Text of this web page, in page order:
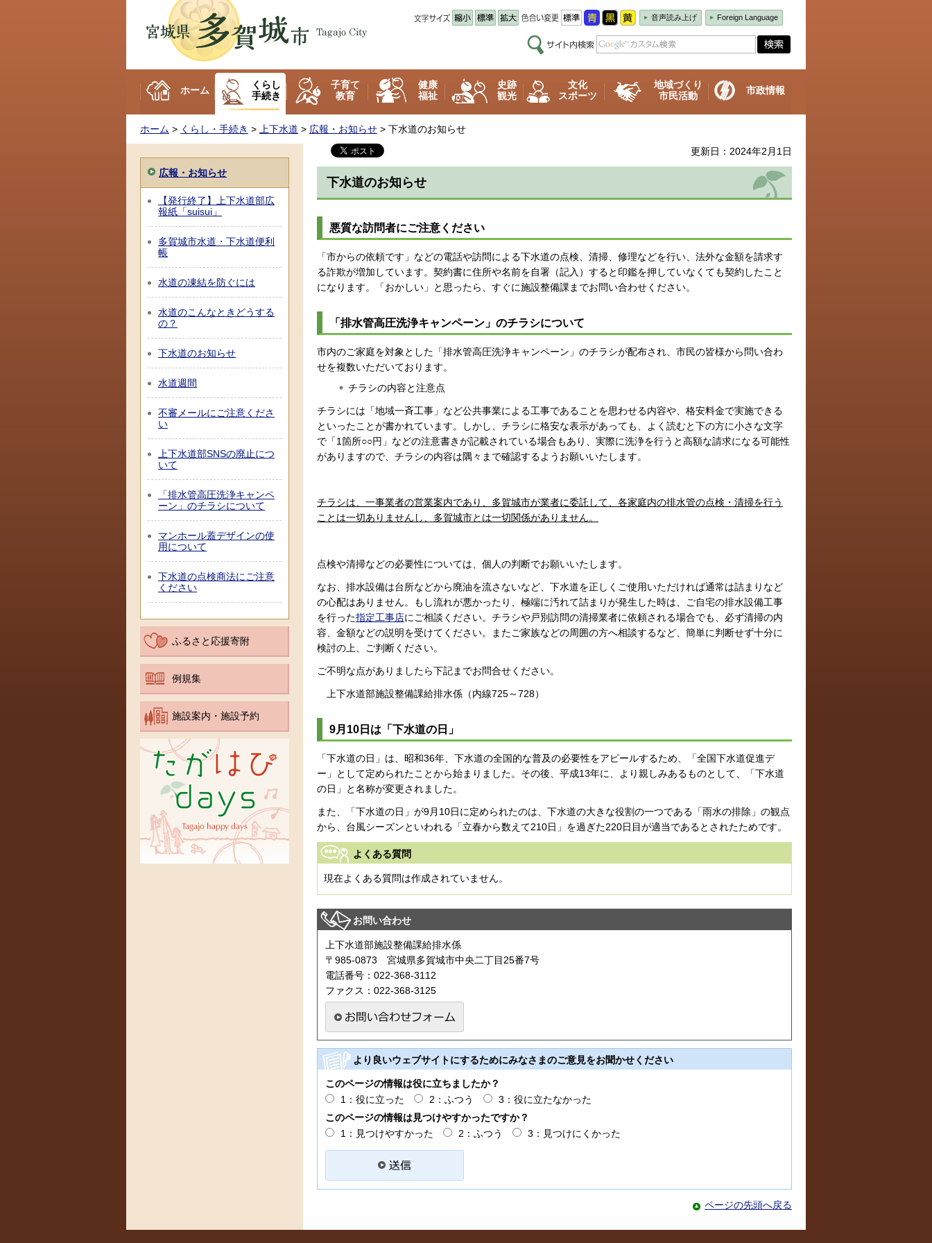
多賀城市
音声読み上げ Foreign Language
ホーム
くらし
手続き
子育て
教育
健康
福祉
史跡
観光
文化
スポーツ
地域づくり
市民活動
市政情報
ホーム > くらし・手続き > 上下水道 > 広報・お知らせ > 下水道のお知らせ
広報・お知らせ
【発行終了】上下水道部広
報紙「suisui」
多賀城市水道・下水道便利
帳
水道の凍結を防ぐには
水道のこんなときどうする
の？
下水道のお知らせ
水道週間
不審メールにご注意くださ
い
上下水道部SNSの廃止につ
いて
「排水管高圧洗浄キャンペ
ーン」のチラシについて
マンホール蓋デザインの使
用について
下水道の点検商法にご注意
ください
ふるさと応援寄附
例規集
施設案内・施設予約
更新日：2024年2月1日
下水道のお知らせ
悪質な訪問者にご注意ください
「市からの依頼です」などの電話や訪問による下水道の点検、清掃、修理などを行い、法外な金額を請求す
る詐欺が増加しています。契約書に住所や名前を自署（記入）すると印鑑を押していなくても契約したこと
になります。「おかしい」と思ったら、すぐに施設整備課までお問い合わせください。
「排水管高圧洗浄キャンペーン」のチラシについて
市内のご家庭を対象とした「排水管高圧洗浄キャンペーン」のチラシが配布され、市民の皆様から問い合わ
せを複数いただいております。
チラシの内容と注意点
チラシには「地域一斉工事」など公共事業による工事であることを思わせる内容や、格安料金で実施できる
といったことが書かれています。しかし、チラシに格安な表示があっても、よく読むと下の方に小さな文字
で「1箇所○○円」などの注意書きが記載されている場合もあり、実際に洗浄を行うと高額な請求になる可能性
がありますので、チラシの内容は隅々まで確認するようお願いいたします。
チラシは、一事業者の営業案内であり、多賀城市が業者に委託して、各家庭内の排水管の点検・清掃を行う
ことは一切ありませんし、多賀城市とは一切関係がありません。
点検や清掃などの必要性については、個人の判断でお願いいたします。
なお、排水設備は台所などから廃油を流さないなど、下水道を正しくご使用いただければ通常は詰まりなど
の心配はありません。もし流れが悪かったり、極端に汚れて詰まりが発生した時は、ご自宅の排水設備工事
を行った指定工事店にご相談ください。チラシや戸別訪問の清掃業者に依頼される場合でも、必ず清掃の内
容、金額などの説明を受けてください。またご家族などの周囲の方へ相談するなど、簡単に判断せず十分に
検討の上、ご判断ください。
ご不明な点がありましたら下記までお問合せください。
上下水道部施設整備課給排水係（内線725～728）
9月10日は「下水道の日」
「下水道の日」は、昭和36年、下水道の全国的な普及の必要性をアピールするため、「全国下水道促進デ
ー」として定められたことから始まりました。その後、平成13年に、より親しみあるものとして、「下水道
の日」と名称が変更されました。
また、「下水道の日」が9月10日に定められたのは、下水道の大きな役割の一つである「雨水の排除」の観点
から、台風シーズンといわれる「立春から数えて210日」を過ぎた220日目が適当であるとされたためです。
よくある質問
現在よくある質問は作成されていません。
お問い合わせ
上下水道部施設整備課給排水係
〒985-0873 宮城県多賀城市中央二丁目25番7号
電話番号：022-368-3112
ファクス：022-368-3125
より良いウェブサイトにするためにみなさまのご意見をお聞かせください
このページの情報は役に立ちましたか？
1：役に立った
2：ふつう
3：役に立たなかった
このページの情報は見つけやすかったですか？
1：見つけやすかった
2：ふつう 3：見つけにくかった
ページの先頭へ戻る